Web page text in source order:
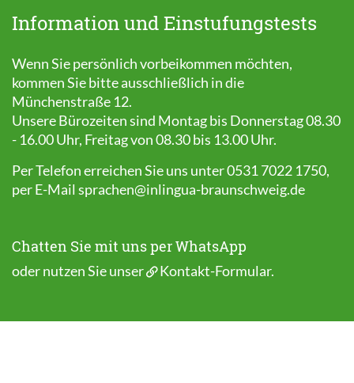
Information und Einstufungstests
Wenn Sie persönlich vorbeikommen möchten,
kommen Sie bitte ausschließlich in die
Münchenstraße 12.
Unsere Bürozeiten sind Montag bis Donnerstag 08.30
- 16.00 Uhr, Freitag von 08.30 bis 13.00 Uhr.
Per Telefon erreichen Sie uns unter 0531 7022 1750,
per E-Mail sprachen@inlingua-braunschweig.de
Chatten Sie mit uns per WhatsApp
oder nutzen Sie unser Kontakt-Formular.